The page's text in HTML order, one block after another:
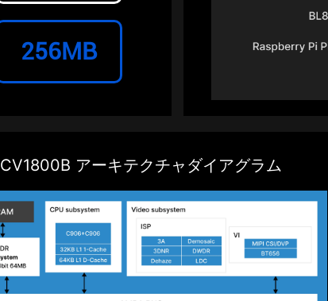
256MB
CV1800B アーキテクチャダイアグラム